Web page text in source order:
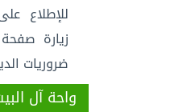
للإطلاع
زيارة
ضروريات
واحة آل